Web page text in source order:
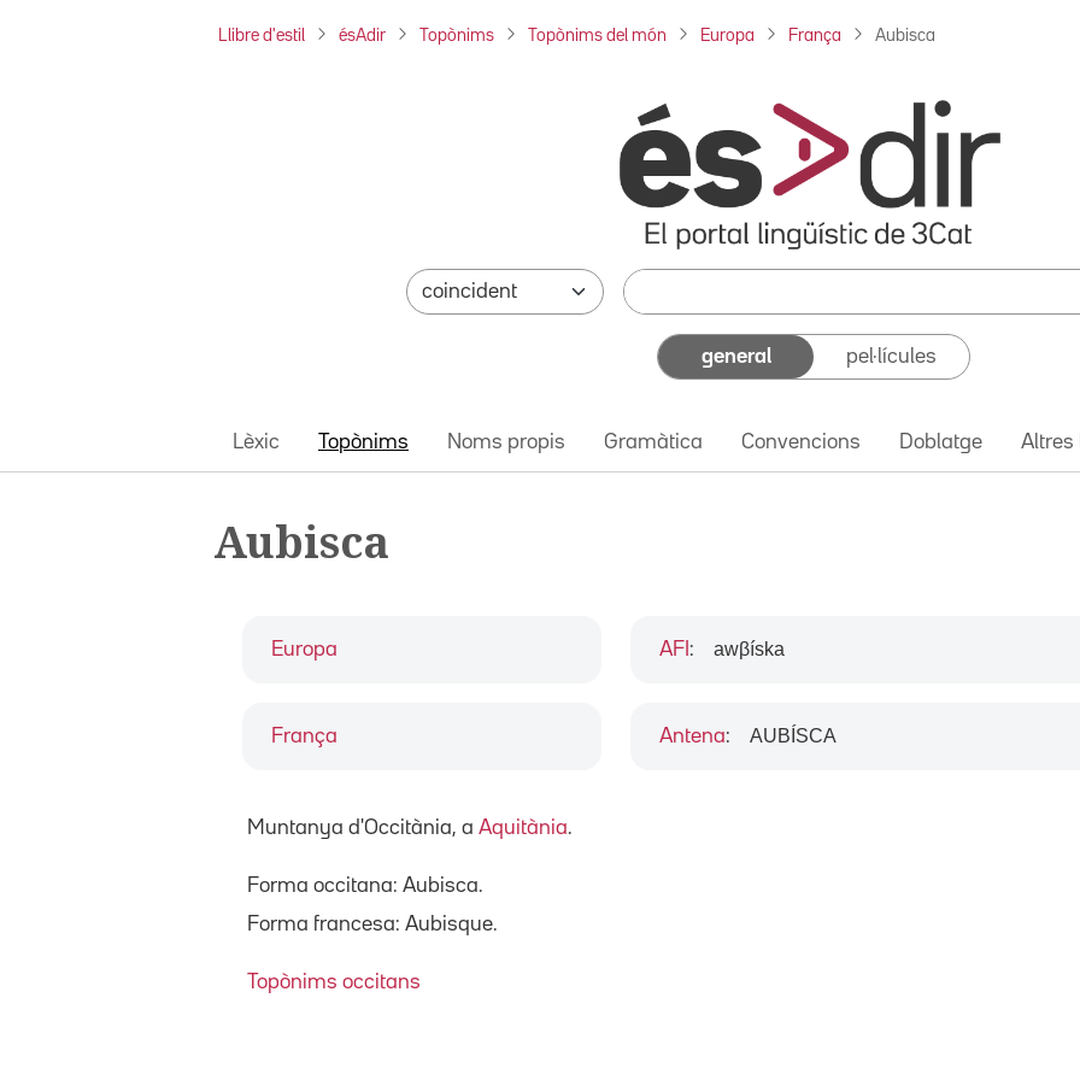
Llibre d'estil ésAdir Topònims Topònims del món Europa França Aubisca
general pel·lícules
Lèxic Topònims Noms propis Gramàtica Convencions Doblatge Altres
Aubisca
Europa
França
AFI : awβíska
Antena: AUBÍSCA
Muntanya d'Occitània, a Aquitània.
Forma occitana: Aubisca.
Forma francesa: Aubisque.
Topònims occitans